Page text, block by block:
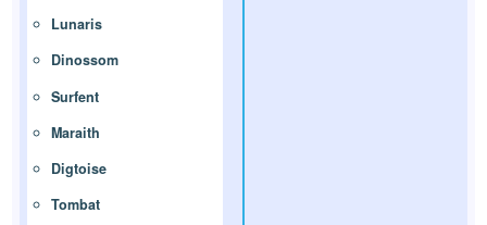
Lunaris
Dinossom
Surfent
Maraith
Digtoise
Tombat